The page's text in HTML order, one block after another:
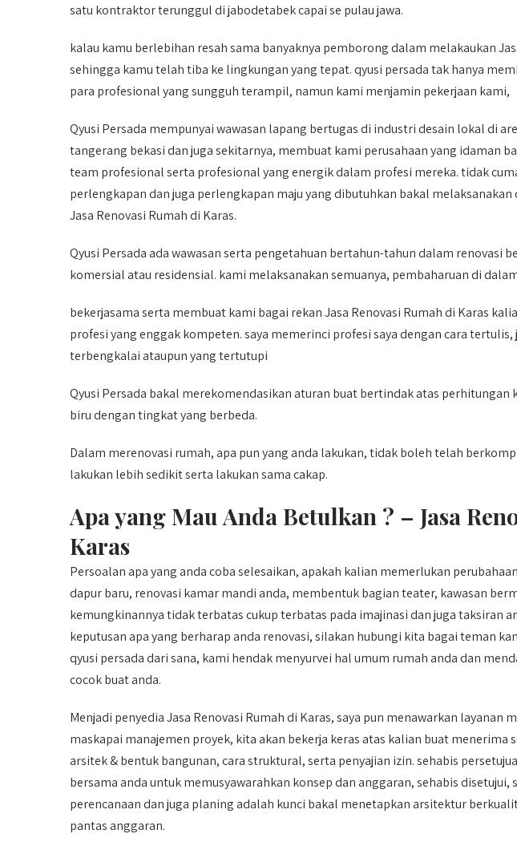
satu kontraktor terunggul di jabodetabek capai se pulau jawa.
kalau kamu berlebihan resah sama banyaknya pemborong dalam melakaukan
sehingga kamu telah tiba ke lingkungan yang tepat. qyusi persada tak hanya
para profesional yang sungguh terampil, namun kami menjamin pekerjaan kami,
Qyusi Persada mempunyai wawasan lapang bertugas di industri desain lokal di
tangerang bekasi dan juga sekitarnya, membuat kami perusahaan yang idaman
team profesional serta profesional yang energik dalam profesi mereka. tidak
perlengkapan dan juga perlengkapan maju yang dibutuhkan bakal
Jasa Renovasi Rumah di Karas.
Qyusi Persada ada wawasan serta pengetahuan bertahun-tahun dalam renovasi
komersial atau residensial. kami melaksanakan semuanya, pembaharuan di
bekerjasama serta membuat kami bagai rekan Jasa Renovasi Rumah di Karas
profesi yang enggak kompeten. saya memerinci profesi saya dengan cara
terbengkalai ataupun yang tertutupi
Qyusi Persada bakal merekomendasikan aturan buat bertindak atas perhitungan
biru dengan tingkat yang berbeda.
Dalam merenovasi rumah, apa pun yang anda lakukan, tidak boleh telah
lakukan lebih sedikit serta lakukan sama cakap.
Apa yang Mau Anda Betulkan ? – Jasa
Karas
Persoalan apa yang anda coba selesaikan, apakah kalian memerlukan
dapur baru, renovasi kamar mandi anda, membentuk bagian teater, kawasan
kemungkinannya tidak terbatas cukup terbatas pada imajinasi dan juga taksiran
keputusan apa yang berharap anda renovasi, silakan hubungi kita bagai teman
qyusi persada dari sana, kami hendak menyurvei hal umum rumah anda dan
cocok buat anda.
Menjadi penyedia Jasa Renovasi Rumah di Karas, saya pun menawarkan layanan
maskapai manajemen proyek, kita akan bekerja keras atas kalian buat menerima
arsitek & bentuk bangunan, cara struktural, serta penyajian izin. sehabis
bersama anda untuk memusyawarahkan konsep dan anggaran, sehabis disetujui,
perencanaan dan juga planing adalah kunci bakal menetapkan arsitektur
pantas anggaran.